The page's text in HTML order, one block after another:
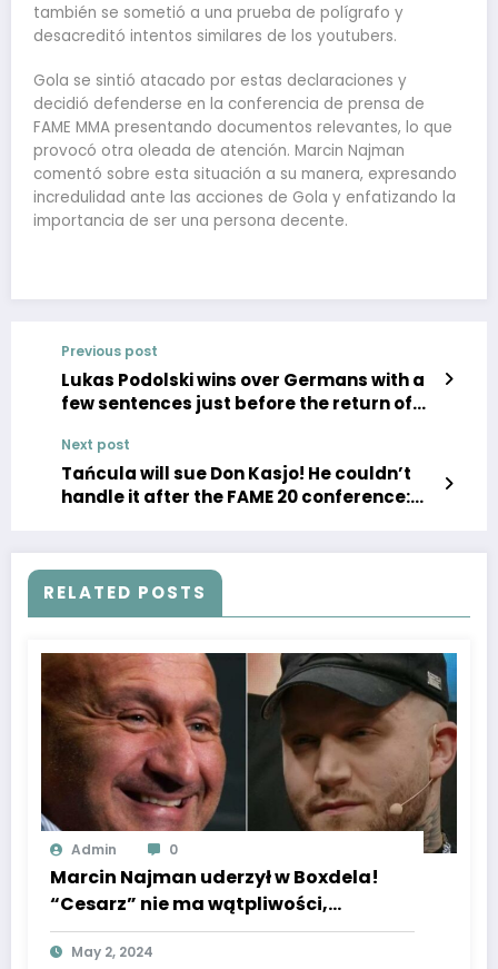
también se sometió a una prueba de polígrafo y
desacreditó intentos similares de los youtubers.
Gola se sintió atacado por estas declaraciones y
decidió defenderse en la conferencia de prensa de
FAME MMA presentando documentos relevantes, lo que
provocó otra oleada de atención. Marcin Najman
comentó sobre esta situación a su manera, expresando
incredulidad ante las acciones de Gola y enfatizando la
importancia de ser una persona decente.
Previous post
Lukas Podolski wins over Germans with a
few sentences just before the return of
Next post
Tańcula will sue Don Kasjo! He couldn’t
handle it after the FAME 20 conference:
RELATED POSTS
Admin 0
Marcin Najman uderzył w Boxdela!
“Cesarz” nie ma wątpliwości,
wspomniał o tym
May 2, 2024